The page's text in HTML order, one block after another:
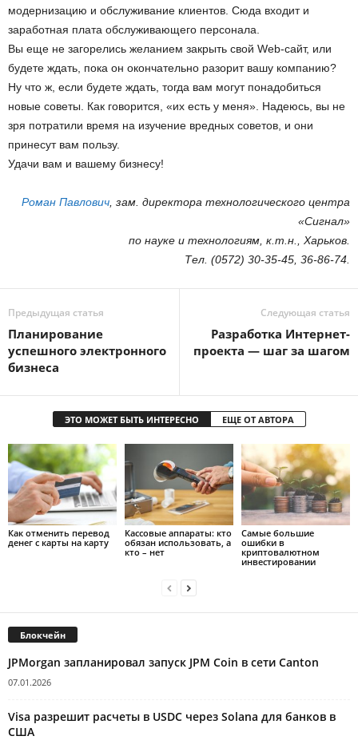
модернизацию и обслуживание клиентов. Сюда входит и
заработная плата обслуживающего персонала.
Вы еще не загорелись желанием закрыть свой Web-сайт, или
будете ждать, пока он окончательно разорит вашу компанию?
Ну что ж, если будете ждать, тогда вам могут понадобиться
новые советы. Как говорится, «их есть у меня». Надеюсь, вы не
зря потратили время на изучение вредных советов, и они
принесут вам пользу.
Удачи вам и вашему бизнесу!
Роман Павлович , зам. директора технологического центра
«Сигнал»
по науке и технологиям, к.т.н., Харьков.
Тел. (0572) 30-35-45, 36-86-74.
Предыдущая статья
Планирование
успешного электронного
бизнеса
Следующая статья
Разработка Интернет-
проекта — шаг за шагом
ЭТО МОЖЕТ БЫТЬ ИНТЕРЕСНО ЕЩЕ ОТ АВТОРА
Как отменить перевод
денег с карты на карту
Кассовые аппараты: кто
обязан использовать, а
кто – нет
Самые большие
ошибки в
криптовалютном
инвестировании
Блокчейн
JPMorgan запланировал запуск JPM Coin в сети Canton
07.01.2026
Visa разрешит расчеты в USDC через Solana для банков в
США